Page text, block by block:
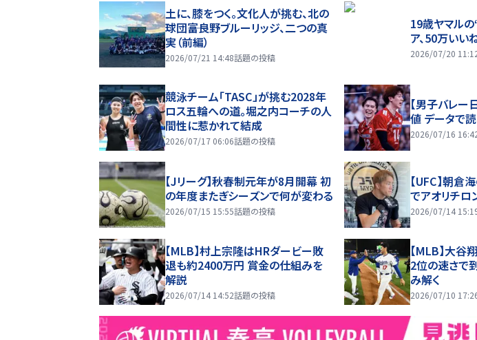
土に、膝をつく。文化人が挑む、北の
球団――富良野ブルーリッジ、二つの真
実（前編）
2026/07/21 14:48話題の投稿
19歳ヤマル
ア、50万い
2026/07/20
競泳チーム「TASC」が挑む2028年
ロス五輪への道。堀之内コーチの人
間性に惹かれて結成
2026/07/17 06:06話題の投稿
【男子バレー
値 データで
2026/07/16
【Jリーグ】秋春制元年が8月開幕 初
の年度またぎシーズンで何が変わる
2026/07/15 15:55話題の投稿
【UFC】朝
でアオリチロ
2026/07/14
【MLB】村上宗隆はHRダービー敗
退も約2400万円 賞金の仕組みを
解説
2026/07/14 14:52話題の投稿
【MLB】大谷
2位の速さで
み解く
2026/07/10